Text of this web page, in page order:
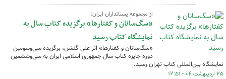
از مجموعه پستانداران ایران؛
«سگ‌سانان و کفتارها» برگزیده کتاب سال به
نمایشگاه کتاب رسید
«سگ‌سانان و کفتارها» اثر علی گلشن، برگزیده سی‌وسومین
دوره جایزه کتاب سال جمهوری اسلامی ایران به سی‌وششمین
نمایشگاه بین‌المللی کتاب تهران رسید.
۲۵ اردیبهشت ۰۴ - ۱۲:۵۱